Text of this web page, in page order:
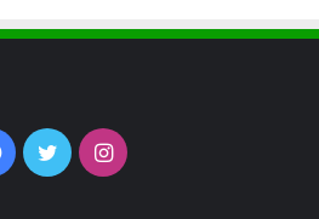
Facebook
TwitterInstagram